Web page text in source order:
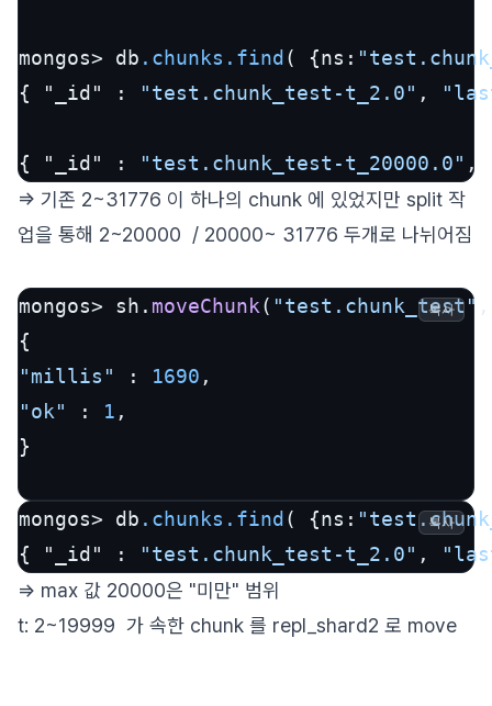
mongos> db .chunks .find ( {ns:
{ "_id" :
"test.chunk_test-t_2.0" ,
{ "_id" : "test.chunk_test-t_20000.0" ,
=> 기존 2~31776 이 하나의 chunk 에 있었지만 split 작
업을 통해 2~20000 / 20000~ 31776 두개로 나뉘어짐
mongos> sh. moveChunk( "test.chunk_test"
"millis"
: 1690
"ok"
: 1 ,
}
복사
mongos> db .chunks .find ( {ns:
{ "_id" :
"test.chunk_test-t_2.0" ,
복사
=> max 값 20000은 "미만" 범위
t: 2~19999 가 속한 chunk 를 repl_shard2 로 move